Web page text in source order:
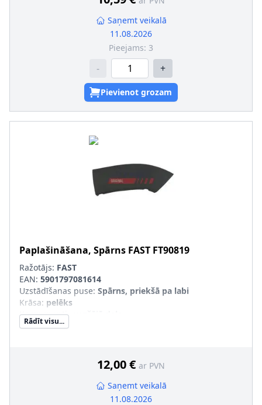
Saņemt veikalā
11.08.2026
Pieejams: 3
- +
Pievienot grozam
Paplašināšana, Spārns FAST FT90819
Ražotājs: FAST
EAN: 5901797081614
Uzstādīšanas puse: Spārns, priekšā pa labi
Krāsa: pelēks
Komponenti:
pāra artikulu numuri
Rādīt visu...
12,00 € ar PVN
Saņemt veikalā
11.08.2026